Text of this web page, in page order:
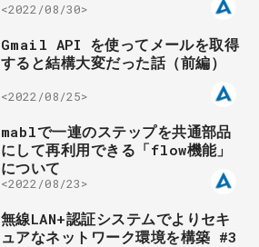
<2022/08/30>
Gmail API を使ってメールを取得
すると結構大変だった話（前編）
<2022/08/25>
mablで一連のステップを共通部品
にして再利用できる「flow機能」
について
<2022/08/23>
無線LAN+認証システムでよりセキ
ュアなネットワーク環境を構築 #3